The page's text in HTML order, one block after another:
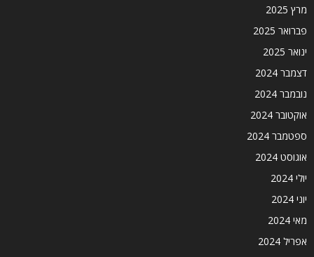
מרץ 2025
פברואר 2025
ינואר 2025
דצמבר 2024
נובמבר 2024
אוקטובר 2024
ספטמבר 2024
אוגוסט 2024
יולי 2024
יוני 2024
מאי 2024
אפריל 2024